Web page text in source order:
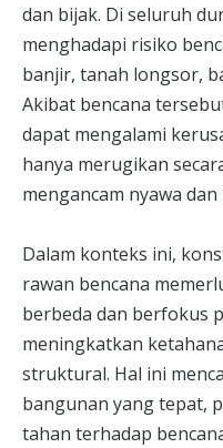
dan bijak. Di seluruh
menghadapi risiko
banjir, tanah longsor,
Akibat bencana
dapat mengalami
hanya merugikan
mengancam nyawa
Dalam konteks ini,
rawan bencana
berbeda dan berfokus
meningkatkan
struktural. Hal ini
bangunan yang tepat,
tahan terhadap